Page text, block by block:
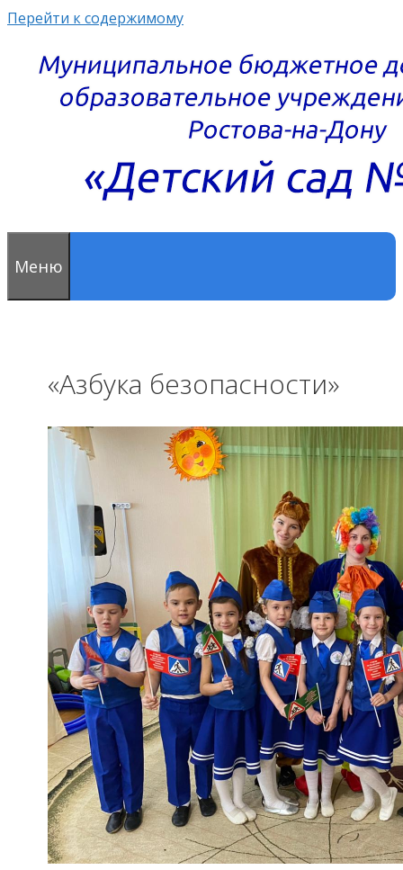
Перейти к содержимому
Меню
«Азбука безопасности»